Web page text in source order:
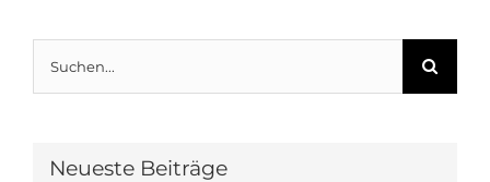
Suche
nach:
Neueste Beiträge